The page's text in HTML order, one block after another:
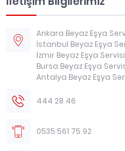
Ankara Beyaz Eşya
İstanbul Beyaz Eşya
İzmir Beyaz Eşya Servisi
Bursa Beyaz Eşya
Antalya Beyaz Eşya
444 28 46
0535 561 75 92